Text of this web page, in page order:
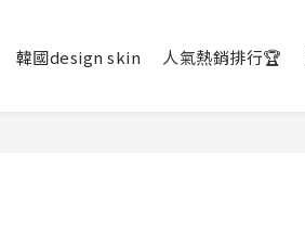
韓國design skin 人氣熱銷排行🏆